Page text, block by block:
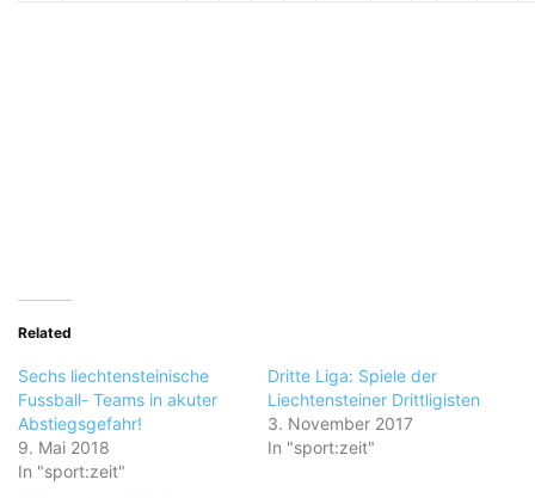
Related
Sechs liechtensteinische
Fussball- Teams in akuter
Abstiegsgefahr!
9. Mai 2018
In "sport:zeit"
Dritte Liga: Spiele der
Liechtensteiner Drittligisten
3. November 2017
In "sport:zeit"